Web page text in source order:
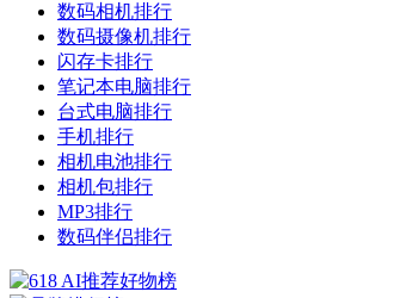
数码相机排行
数码摄像机排行
闪存卡排行
笔记本电脑排行
台式电脑排行
手机排行
相机电池排行
相机包排行
MP3排行
数码伴侣排行